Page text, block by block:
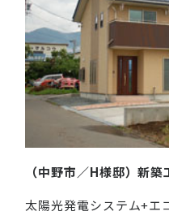
（中野市／H様邸）新築
太陽光発電システム+エ